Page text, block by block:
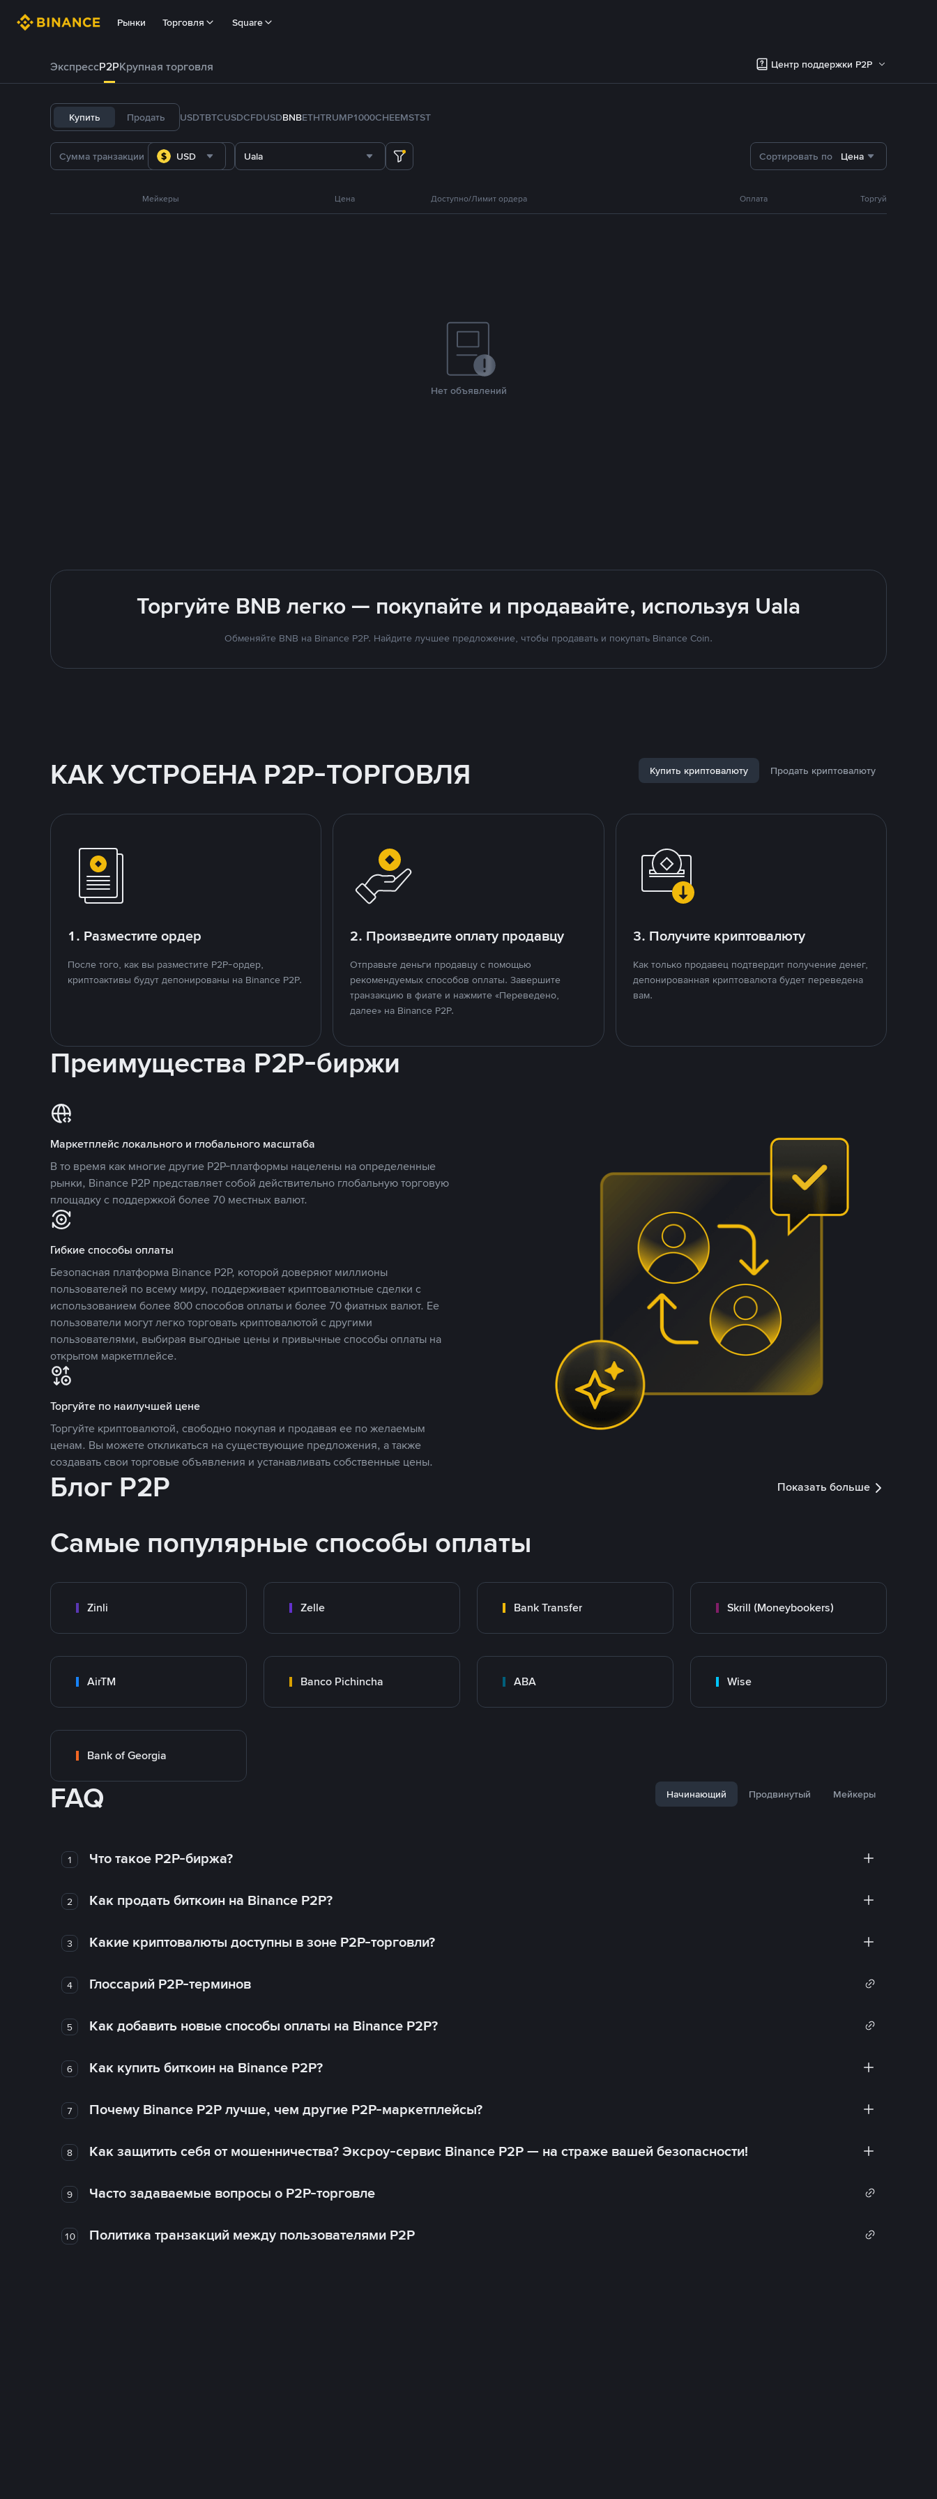
Рынки Торговля Square
ЭкспрессP2PКрупная торговля Центр поддержки P2P
Купить Продать USDTBTCUSDCFDUSDBNBETHTRUMP1000CHEEMSTST
USD Uala Сортировать по Цена
Мейкеры Цена Доступно/Лимит ордера Оплата Торгуй
Нет объявлений
Торгуйте BNB легко — покупайте и продавайте, используя Uala
Обменяйте BNB на Binance P2P. Найдите лучшее предложение, чтобы продавать и покупать Binance Coin.
КАК УСТРОЕНА P2P-ТОРГОВЛЯ Купить криптовалюту Продать криптовалюту
1. Разместите ордер
После того, как вы разместите P2P-ордер,
криптоактивы будут депонированы на Binance P2P.
2. Произведите оплату продавцу
Отправьте деньги продавцу с помощью
рекомендуемых способов оплаты. Завершите
транзакцию в фиате и нажмите «Переведено,
далее» на Binance P2P.
3. Получите криптовалюту
Как только продавец подтвердит получение денег,
депонированная криптовалюта будет переведена
вам.
Преимущества P2P-биржи
Маркетплейс локального и глобального масштаба
В то время как многие другие P2P-платформы нацелены на определенные
рынки, Binance P2P представляет собой действительно глобальную торговую
площадку с поддержкой более 70 местных валют.
Гибкие способы оплаты
Безопасная платформа Binance P2P, которой доверяют миллионы
пользователей по всему миру, поддерживает криптовалютные сделки с
использованием более 800 способов оплаты и более 70 фиатных валют. Ее
пользователи могут легко торговать криптовалютой с другими
пользователями, выбирая выгодные цены и привычные способы оплаты на
открытом маркетплейсе.
Торгуйте по наилучшей цене
Торгуйте криптовалютой, свободно покупая и продавая ее по желаемым
ценам. Вы можете откликаться на существующие предложения, а также
создавать свои торговые объявления и устанавливать собственные цены.
Блог P2P Показать больше
Самые популярные способы оплаты
Zinli Zelle Bank Transfer Skrill (Moneybookers)
AirTM Banco Pichincha ABA Wise
Bank of Georgia
FAQ Начинающий Продвинутый Мейкеры
1 Что такое P2P-биржа?
2 Как продать биткоин на Binance P2P?
3 Какие криптовалюты доступны в зоне P2P-торговли?
4 Глоссарий P2P-терминов
5 Как добавить новые способы оплаты на Binance P2P?
6 Как купить биткоин на Binance P2P?
7 Почему Binance P2P лучше, чем другие P2P-маркетплейсы?
8 Как защитить себя от мошенничества? Эксроу-сервис Binance P2P — на страже вашей безопасности!
9 Часто задаваемые вопросы о P2P-торговле
10 Политика транзакций между пользователями P2P